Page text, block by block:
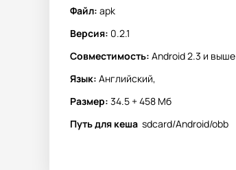
Файл: apk
Версия: 0.2.1
Совместимость: Android 2.3 и выше
Язык: Английский,
Размер: 34.5 + 458 Мб
Путь для кеша sdcard/Android/obb